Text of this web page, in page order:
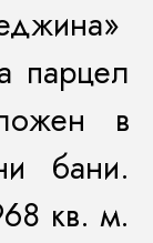
парцел
в
бани.
кв. м.